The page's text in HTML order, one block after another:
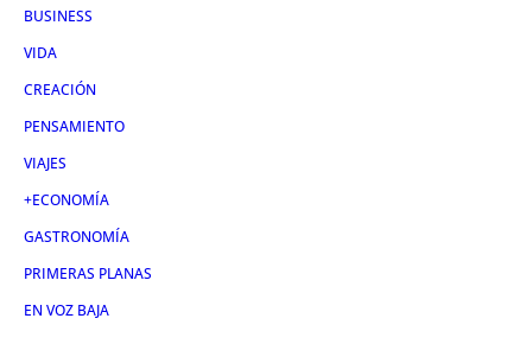
BUSINESS
VIDA
CREACIÓN
PENSAMIENTO
VIAJES
+ECONOMÍA
GASTRONOMÍA
PRIMERAS PLANAS
EN VOZ BAJA